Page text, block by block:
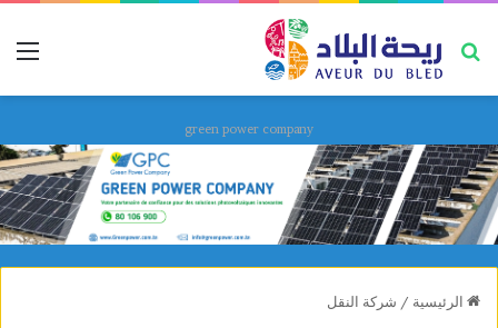
بحث عن
green power company
الرئيسية / شركة النقل